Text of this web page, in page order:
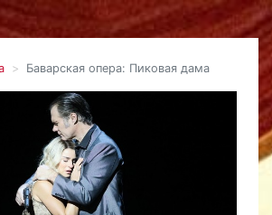
Баварская опера: Пиковая дама